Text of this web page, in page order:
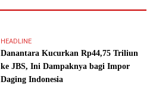
HEADLINE
Danantara Kucurkan Rp44,75 Triliun
ke JBS, Ini Dampaknya bagi Impor
Daging Indonesia